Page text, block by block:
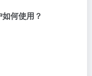
何使用？